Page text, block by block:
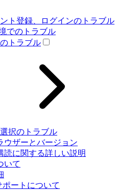
ト登録、ログインのトラブル
でのトラブル
トラブル
択のトラブル
ウザーとバージョン
読に関する詳しい説明
いて
ポートについて